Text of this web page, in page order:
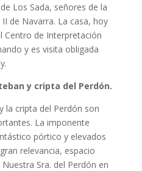
Los Sada, señores de la
de Navarra. La casa, hoy
Centro de Interpretación
y es visita obligada
y cripta del Perdón.
la cripta del Perdón son
La imponente
pórtico y elevados
relevancia, espacio
Sra. del Perdón en